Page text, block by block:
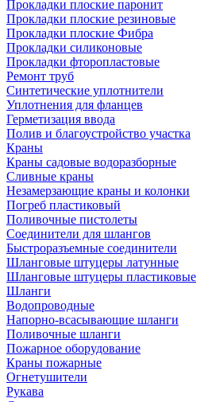
Прокладки плоские паронит
Прокладки плоские резиновые
Прокладки плоские Фибра
Прокладки силиконовые
Прокладки фторопластовые
Ремонт труб
Синтетические уплотнители
Уплотнения для фланцев
Герметизация ввода
Полив и благоустройство участка
Краны
Краны садовые водоразборные
Сливные краны
Незамерзающие краны и колонки
Погреб пластиковый
Поливочные пистолеты
Соединители для шлангов
Быстроразъемные соединители
Шланговые штуцеры латунные
Шланговые штуцеры пластиковые
Шланги
Водопроводные
Напорно-всасывающие шланги
Поливочные шланги
Пожарное оборудование
Краны пожарные
Огнетушители
Рукава